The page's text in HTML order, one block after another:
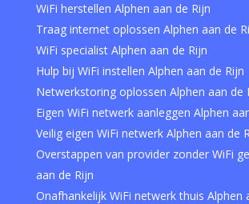
WiFi herstellen Alphen aan de Rijn
Traag internet oplossen Alphen aan de
WiFi specialist Alphen aan de Rijn
Hulp bij WiFi instellen Alphen aan de Rijn
Netwerkstoring oplossen Alphen aan de
Eigen WiFi netwerk aanleggen Alphen
Veilig eigen WiFi netwerk Alphen aan de
Overstappen van provider zonder WiFi
aan de Rijn
Onafhankelijk WiFi netwerk thuis Alphen